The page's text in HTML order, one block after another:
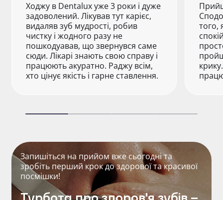
Ходжу в Dentalux уже 3 роки і дуже
задоволений. Лікував тут карієс,
видаляв зуб мудрості, робив
чистку і жодного разу не
пошкодуавав, що звернувся саме
сюди. Лікарі знають свою справу і
працюють акуратно. Раджу всім,
хто цінує якість і гарне ставлення.
того,
Запишіться на прийом вже сьогодні та
зробіть перший крок до здорової та красивої
посмішки!